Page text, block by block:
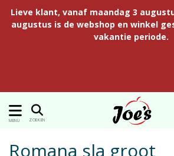
Lieve klant, vanaf maandag 3
augustus is de webshop en winkel
vakantie periode.
MENU ZOEKEN
Romana sla groot